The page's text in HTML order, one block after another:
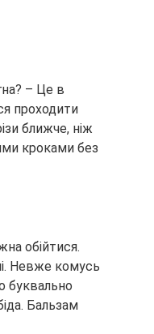
– Це в
проходити
ближче, ніж
кроками без
обійтися.
Невже комусь
буквально
Бальзам